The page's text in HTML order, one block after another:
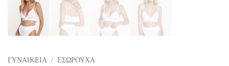
ΓΥΝΑΙΚΕΙΑ / ΕΣΩΡΟΥΧΑ